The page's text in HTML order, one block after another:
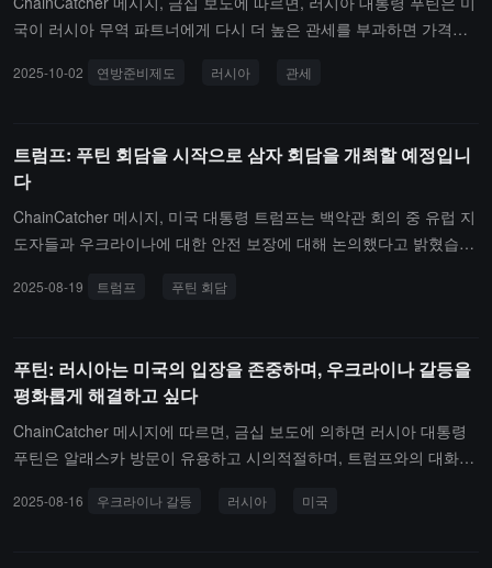
로 감소한다면, 그것은 물론 그 경제력의 기반을 파괴할 것입니다. 이
유고가 이렇게 쉽게 손실된다면, 왜 축적해야 합니까?" 그는 현재의
포함한 대체 자산으로 전환하도록 강요하고 있다고 말했습니다.
국이 러시아 무역 파트너에게 다시 더 높은 관세를 부과하면 가격이
강요할 것이라고 밝혔습니다.
2025-10-02 연방준비제도 러시아 관세
트럼프: 푸틴 회담을 시작으로 삼자 회담을 개최할 예정입니
다
ChainCatcher 메시지, 미국 대통령 트럼프는 백악관 회의 중 유럽 지
도자들과 우크라이나에 대한 안전 보장에 대해 논의했다고 밝혔습니
다. 트럼프는 회의가 끝난 후 푸틴과 통화했으며, 푸틴과 젤렌스키 간
과 본인이 포함된 삼자 회담이 열릴 예정입니다. 부통령 반스, 국무장
관 루비오, 특사 위트코프는 러시아 및 우크라이나와 조율 중입니다.
소식통에 따르면, 미국은 8월 말까지 푸틴과 젤렌스키의 회담을 성사
시키기를 희망하고 있습니다.
2025-08-19 트럼프 푸틴 회담
푸틴: 러시아는 미국의 입장을 존중하며, 우크라이나 갈등을
평화롭게 해결하고 싶다
ChainCatcher 메시지에 따르면, 금십 보도에 의하면 러시아 대통령
푸틴은 알래스카 방문이 유용하고 시의적절하며, 트럼프와의 대화가
을 존중하며, 우크라이나 갈등을 평화롭게 해결하고 싶어합니다.
2025-08-16 우크라이나 갈등 러시아 미국